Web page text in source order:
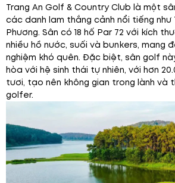
Trang An Golf & Country Club là một
các danh lam thắng cảnh nổi tiếng như
Phương. Sân có 18 hố Par 72 với kích
nhiều hồ nước, suối và bunkers, mang
nghiệm khó quên. Đặc biệt, sân golf
hòa với hệ sinh thái tự nhiên, với hơn
tươi, tạo nên không gian trong lành và
golfer.